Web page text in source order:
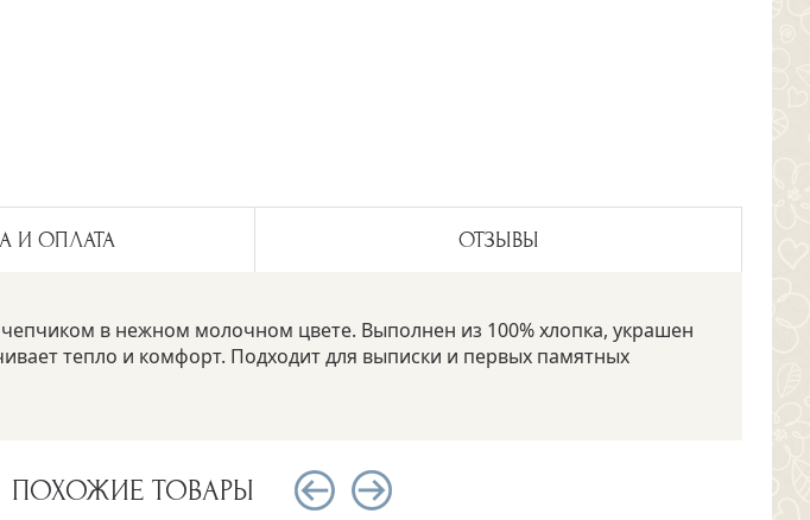
И ОПЛАТА ОТЗЫВЫ
в нежном молочном цвете. Выполнен из 100% хлопка, украшен
тепло и комфорт. Подходит для выписки и первых памятных
ПОХОЖИЕ ТОВАРЫ